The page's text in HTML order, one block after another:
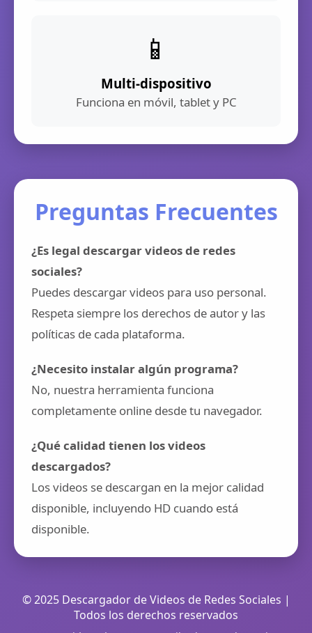
📱
Multi-dispositivo
Funciona en móvil, tablet y PC
Preguntas Frecuentes
¿Es legal descargar videos de redes
sociales?
Puedes descargar videos para uso personal.
Respeta siempre los derechos de autor y las
políticas de cada plataforma.
¿Necesito instalar algún programa?
No, nuestra herramienta funciona
completamente online desde tu navegador.
¿Qué calidad tienen los videos
descargados?
Los videos se descargan en la mejor calidad
disponible, incluyendo HD cuando está
disponible.
© 2025 Descargador de Videos de Redes Sociales |
Todos los derechos reservados